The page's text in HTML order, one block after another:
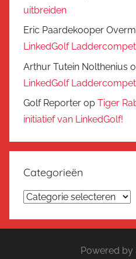
uitbreiden
Eric Paardekooper
LinkedGolf
Arthur Tutein Nolthenius
LinkedGolf
Golf Reporter op Tiger
initiatief van LinkedGolf!
Categorieën
Categorieën
Powered by